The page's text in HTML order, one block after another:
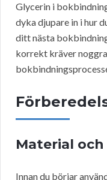
Glycerin i
dyka djupare in i hur
ditt nästa
korrekt kräver
Material
Innan du börjar